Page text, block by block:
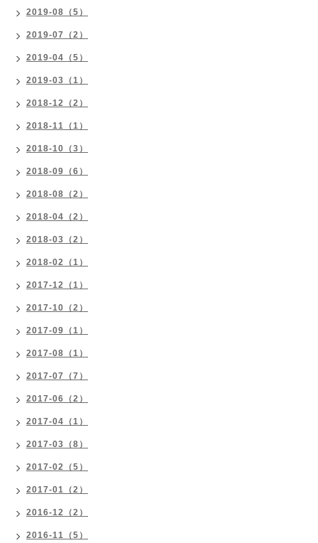
2019-08（5）
2019-07（2）
2019-04（5）
2019-03（1）
2018-12（2）
2018-11（1）
2018-10（3）
2018-09（6）
2018-08（2）
2018-04（2）
2018-03（2）
2018-02（1）
2017-12（1）
2017-10（2）
2017-09（1）
2017-08（1）
2017-07（7）
2017-06（2）
2017-04（1）
2017-03（8）
2017-02（5）
2017-01（2）
2016-12（2）
2016-11（5）